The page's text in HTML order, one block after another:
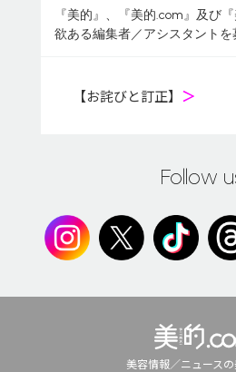
『美的』、『美的.com』及び
欲ある編集者／アシスタント
【お詫びと訂正】 ＞
Follow
美容情報／ニュース